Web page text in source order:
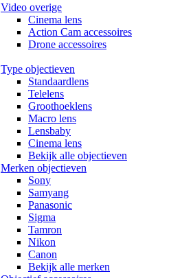
Video overige
Cinema lens
Action Cam accessoires
Drone accessoires
Type objectieven
Standaardlens
Telelens
Groothoeklens
Macro lens
Lensbaby
Cinema lens
Bekijk alle objectieven
Merken objectieven
Sony
Samyang
Panasonic
Sigma
Tamron
Nikon
Canon
Bekijk alle merken